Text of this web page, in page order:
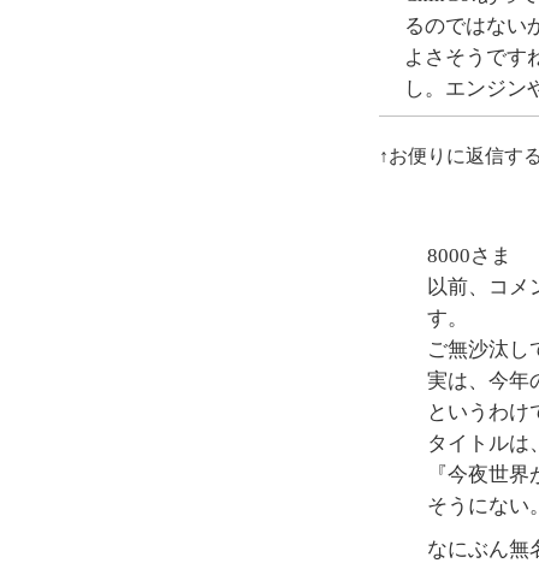
るのではない
よさそうです
し。エンジン
↑お便りに返信す
8000さま
以前、コメ
す。
ご無沙汰
実は、今年
というわけ
タイトルは
『今夜世
そうにない
なにぶん無